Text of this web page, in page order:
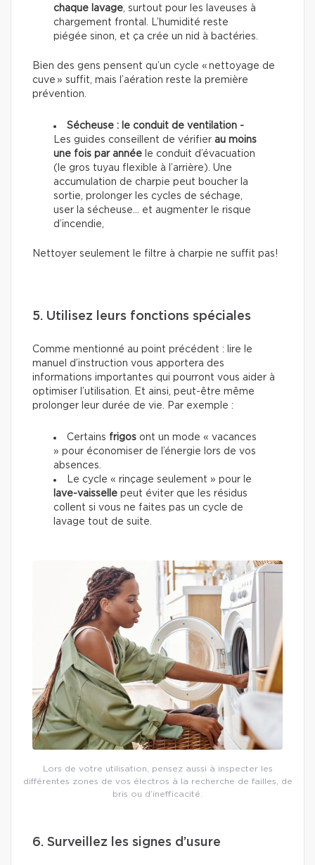
chaque lavage, surtout pour les laveuses à
chargement frontal. L’humidité reste
piégée sinon, et ça crée un nid à bactéries.
Bien des gens pensent qu’un cycle « nettoyage de
cuve » suffit, mais l’aération reste la première
prévention.
Sécheuse : le conduit de ventilation -
Les guides conseillent de vérifier au moins
une fois par année le conduit d’évacuation
(le gros tuyau flexible à l’arrière). Une
accumulation de charpie peut boucher la
sortie, prolonger les cycles de séchage,
user la sécheuse… et augmenter le risque
d’incendie,
Nettoyer seulement le filtre à charpie ne suffit pas!
5. Utilisez leurs fonctions spéciales
Comme mentionné au point précédent : lire le
manuel d’instruction vous apportera des
informations importantes qui pourront vous aider à
optimiser l’utilisation. Et ainsi, peut-être même
prolonger leur durée de vie. Par exemple :
Certains frigos ont un mode « vacances
» pour économiser de l’énergie lors de vos
absences.
Le cycle « rinçage seulement » pour le
lave-vaisselle peut éviter que les résidus
collent si vous ne faites pas un cycle de
lavage tout de suite.
Lors de votre utilisation, pensez aussi à inspecter les
différentes zones de vos électros à la recherche de failles, de
bris ou d’inefficacité.
6. Surveillez les signes d’usure